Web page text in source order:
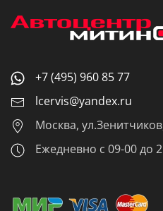
+7 (495) 960 85 77
lcervis@yandex.ru
Москва,
Ежедневно с 09-00 до